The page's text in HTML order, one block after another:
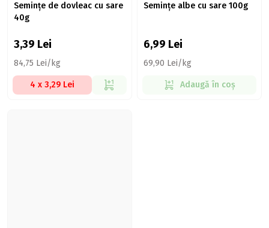
Semințe de dovleac cu sare
40g
3,39 Lei
84,75 Lei/kg
4 x 3,29 Lei
Semințe albe cu sare 100g
6,99 Lei
69,90 Lei/kg
Adaugă în coș